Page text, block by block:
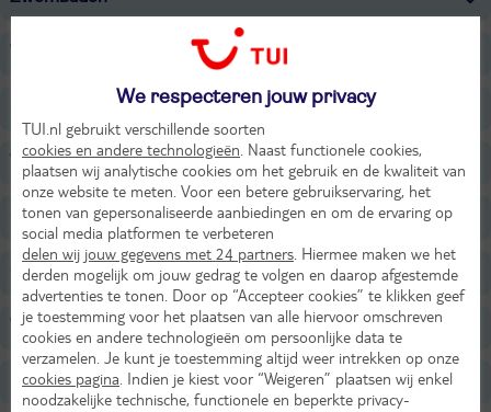
Wellness
Sport & Activiteiten
Voor de kinderen
Onafhankelijk duurzaamheidslabel
Overige informatie
Verzorging
Belangrijke informatie
We respecteren jouw privacy
TUI.nl gebruikt verschillende soorten
cookies en andere technologieën . Naast functionele cookies,
plaatsen wij analytische cookies om het gebruik en de kwaliteit van
onze website te meten. Voor een betere gebruikservaring, het
tonen van gepersonaliseerde aanbiedingen en om de ervaring op
social media platformen te verbeteren
delen wij jouw gegevens met 24 partners . Hiermee maken we het
derden mogelijk om jouw gedrag te volgen en daarop afgestemde
advertenties te tonen. Door op “Accepteer cookies” te klikken geef
je toestemming voor het plaatsen van alle hiervoor omschreven
cookies en andere technologieën om persoonlijke data te
verzamelen. Je kunt je toestemming altijd weer intrekken op onze
cookies pagina . Indien je kiest voor “Weigeren” plaatsen wij enkel
noodzakelijke technische, functionele en beperkte privacy-